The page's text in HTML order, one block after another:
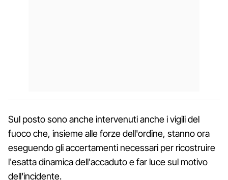
Sul posto sono anche intervenuti anche i vigili del
fuoco che, insieme alle forze dell'ordine, stanno ora
eseguendo gli accertamenti necessari per ricostruire
l'esatta dinamica dell'accaduto e far luce sul motivo
dell'incidente.